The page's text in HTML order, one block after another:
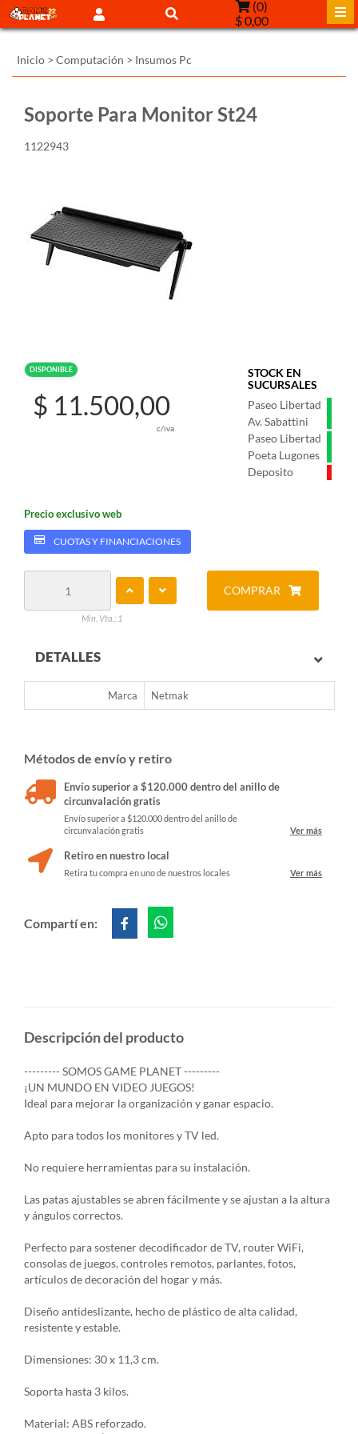
(0)
$ 0,00
Inicio > Computación > Insumos Pc
Soporte Para Monitor St24
1122943
DISPONIBLE
STOCK EN
SUCURSALES
Paseo Libertad
Av. Sabattini
Paseo Libertad
Poeta Lugones
Deposito
$ 11.500,00
c/iva
Precio exclusivo web
CUOTAS Y FINANCIACIONES
Min. Vta.: 1
COMPRAR
DETALLES
Marca Netmak
Métodos de envío y retiro
Envío superior a $120.000 dentro del anillo de
circunvalación gratis
Envío superior a $120.000 dentro del anillo de
circunvalación gratis
Ver más
Retiro en nuestro local
Retira tu compra en uno de nuestros locales Ver más
Compartí en:
Descripción del producto
--------- SOMOS GAME PLANET ---------
¡UN MUNDO EN VIDEO JUEGOS!
Ideal para mejorar la organización y ganar espacio.
Apto para todos los monitores y TV led.
No requiere herramientas para su instalación.
Las patas ajustables se abren fácilmente y se ajustan a la altura
y ángulos correctos.
Perfecto para sostener decodificador de TV, router WiFi,
consolas de juegos, controles remotos, parlantes, fotos,
artículos de decoración del hogar y más.
Diseño antideslizante, hecho de plástico de alta calidad,
resistente y estable.
Dimensiones: 30 x 11,3 cm.
Soporta hasta 3 kilos.
Material: ABS reforzado.